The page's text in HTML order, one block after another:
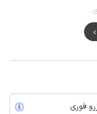
فوری